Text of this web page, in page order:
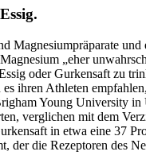
Magnesiumpräparate
„eher
oder Gurkensaft zu
ihren Athleten
Young University
verglichen mit dem
in etwa eine 37
der die Rezeptoren des